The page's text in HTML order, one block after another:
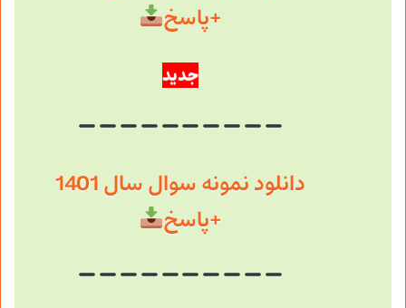
+پاسخ
جدید
دانلود نمونه سوال سال 1401
+پاسخ